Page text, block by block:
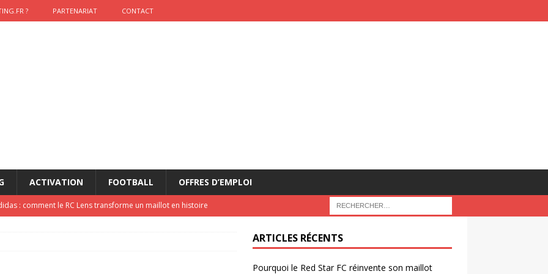
? PARTENARIAT CONTACT
ACTIVATION FOOTBALL OFFRES D’EMPLOI
: comment le RC Lens transforme un maillot en histoire
de Zinedine Zidane par adidas est de retour à
ARTICLES RÉCENTS
Pourquoi le Red Star FC réinvente son maillot